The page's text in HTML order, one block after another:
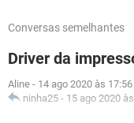
Conversas semelhantes
Driver da
Aline - 14 ago 2020 às 17:56
ninha25 - 15 ago 2020